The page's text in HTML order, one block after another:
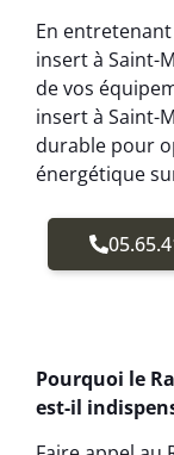
En
insert à Saint-
de vos
insert à Saint-
durable pour
énergétique
Pourquoi le
est-il